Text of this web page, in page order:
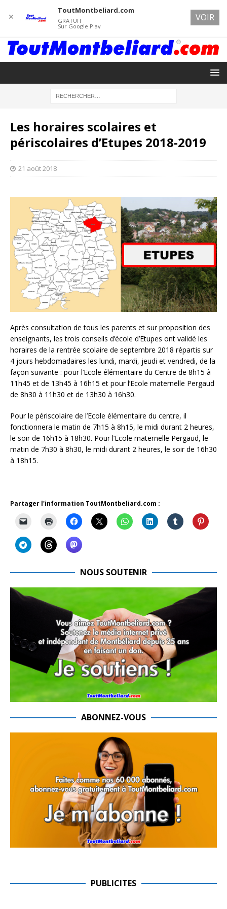
Les horaires scolaires et
périscolaires d’Etupes 2018-2019
21 août 2018
Après consultation de tous les parents et sur proposition des
enseignants, les trois conseils d’école d’Etupes ont validé les
horaires de la rentrée scolaire de septembre 2018 répartis sur
4 jours hebdomadaires les lundi, mardi, jeudi et vendredi, de la
façon suivante : pour l’Ecole élémentaire du Centre de 8h15 à
11h45 et de 13h45 à 16h15 et pour l’Ecole maternelle Pergaud
de 8h30 à 11h30 et de 13h30 à 16h30.
Pour le périscolaire de l’Ecole élémentaire du centre, il
fonctionnera le matin de 7h15 à 8h15, le midi durant 2 heures,
le soir de 16h15 à 18h30. Pour l’Ecole maternelle Pergaud, le
matin de 7h30 à 8h30, le midi durant 2 heures, le soir de 16h30
à 18h15.
Partager l'information ToutMontbeliard.com :
NOUS SOUTENIR
ABONNEZ-VOUS
PUBLICITES
✕
ToutMontbeliard.com
GRATUIT
Sur Google Play
VOIR